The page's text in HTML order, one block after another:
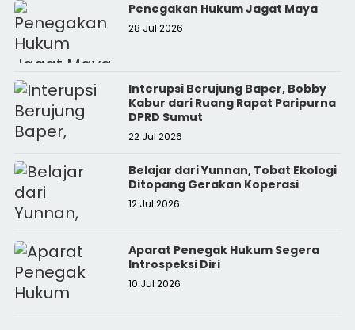
Penegakan Hukum Jagat Maya
28 Jul 2026
Interupsi Berujung Baper, Bobby
Kabur dari Ruang Rapat Paripurna
DPRD Sumut
22 Jul 2026
Belajar dari Yunnan, Tobat Ekologi
Ditopang Gerakan Koperasi
12 Jul 2026
Aparat Penegak Hukum Segera
Introspeksi Diri
10 Jul 2026